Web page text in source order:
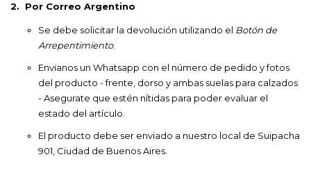
2. Por Correo Argentino
Se debe solicitar la devolución utilizando el Botón de
Arrepentimiento.
Envianos un Whatsapp con el número de pedido y fotos
del producto - frente, dorso y ambas suelas para calzados
- Asegurate que estén nítidas para poder evaluar el
estado del artículo.
El producto debe ser enviado a nuestro local de Suipacha
901, Ciudad de Buenos Aires.